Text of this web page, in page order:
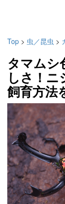
Top > 虫／昆虫 >
タマムシ
しさ！
飼育方法